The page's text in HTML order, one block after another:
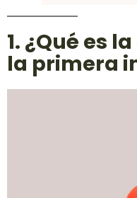
1. ¿Qué es
la primera